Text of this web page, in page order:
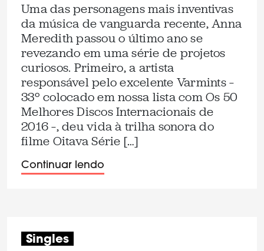
Uma das personagens mais inventivas
da música de vanguarda recente, Anna
Meredith passou o último ano se
revezando em uma série de projetos
curiosos. Primeiro, a artista
responsável pelo excelente Varmints –
33º colocado em nossa lista com Os 50
Melhores Discos Internacionais de
2016 –, deu vida à trilha sonora do
filme Oitava Série […]
Continuar lendo
Singles